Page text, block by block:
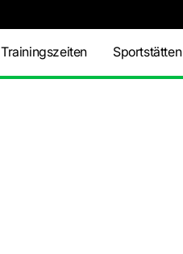
Trainingszeiten Sportstätten